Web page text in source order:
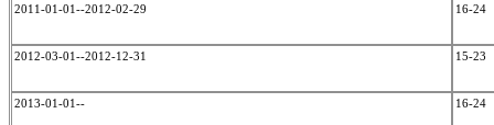
2011-01-01--2012-02-29 16-24
2012-03-01--2012-12-31 15-23
2013-01-01-- 16-24